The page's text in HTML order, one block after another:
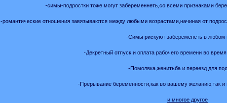
-симы-подростки тоже могут забеременнеть,со всеми признаками
-романтические отношения завязываются между любыми возрастами,начиная от
-Симы рискуют забеременеть в любом
-Декретный отпуск и оплата рабочего времени во
-Помолвка,женитьба и переезд для
-Прерывание беременности,как во вашему желанию,так
и многое другое